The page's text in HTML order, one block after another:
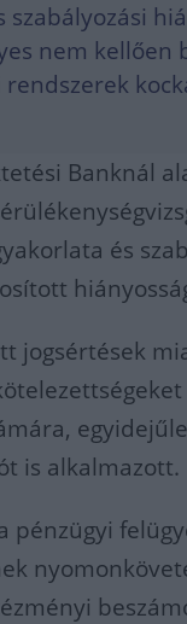
szabályozási
nem kellően
Banknál
és
jogsértések
is alkalmazott.
pénzügyi